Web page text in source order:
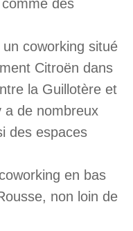
des
un coworking situé
Citroën dans
la Guillotère et
a de nombreux
des espaces
en bas
non loin de